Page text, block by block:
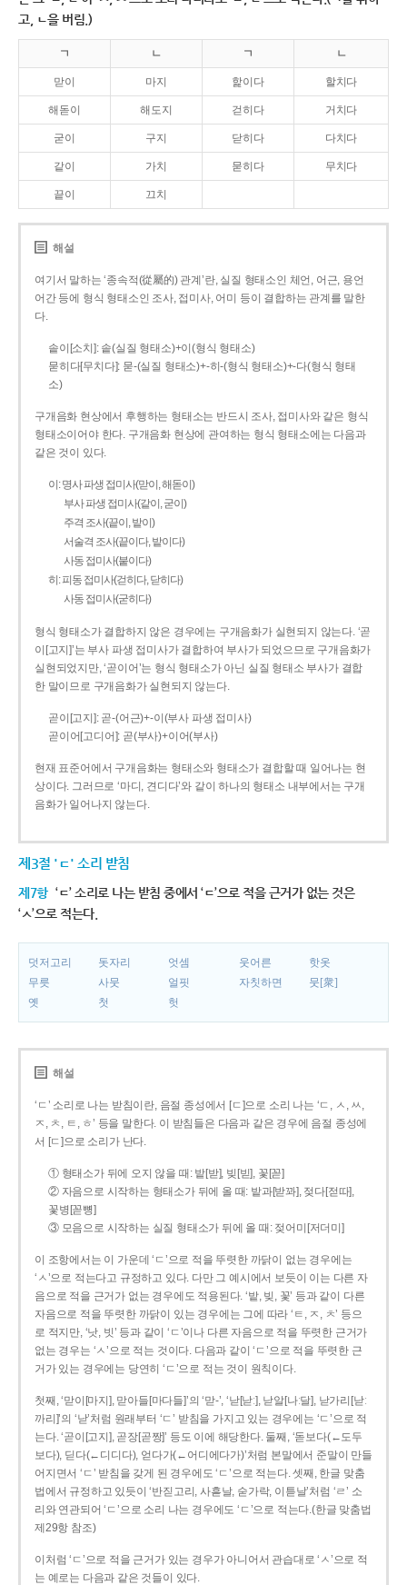
고, ㄴ을 버림.)
ㄱ ㄴ ㄱ ㄴ
맏이 마지 핥이다 할치다
해돋이 해도지 걷히다 거치다
굳이 구지 닫히다 다치다
같이 가치 묻히다 무치다
끝이 끄치
해설
여기서 말하는 ‘종속적(從屬的) 관계’란, 실질 형태소인 체언, 어근, 용언
어간 등에 형식 형태소인 조사, 접미사, 어미 등이 결합하는 관계를 말한
다.
솥이[소치]: 솥(실질 형태소)+이(형식 형태소)
묻히다[무치다]: 묻­-(실질 형태소)+­-히­-(형식 형태소)+-다(형식 형태
소)
구개음화 현상에서 후행하는 형태소는 반드시 조사, 접미사와 같은 형식
형태소이어야 한다. 구개음화 현상에 관여하는 형식 형태소에는 다음과
같은 것이 있다.
이: 명사 파생 접미사(맏이, 해돋이)
부사 파생 접미사(같이, 굳이)
주격 조사(끝이, 밭이)
서술격 조사(끝이다, 밭이다)
사동 접미사(붙이다)
히: 피동 접미사(걷히다, 닫히다)
사동 접미사(굳히다)
형식 형태소가 결합하지 않은 경우에는 구개음화가 실현되지 않는다. ‘곧
이[고지]’는 부사 파생 접미사가 결합하여 부사가 되었으므로 구개음화가
실현되었지만, ‘곧이어’는 형식 형태소가 아닌 실질 형태소 부사가 결합
한 말이므로 구개음화가 실현되지 않는다.
곧이[고지]: 곧-­(어근)+­-이(부사 파생 접미사)
곧이어[고디어]: 곧(부사)+이어(부사)
현재 표준어에서 구개음화는 형태소와 형태소가 결합할 때 일어나는 현
상이다. 그러므로 ‘마디, 견디다’와 같이 하나의 형태소 내부에서는 구개
음화가 일어나지 않는다.
제3절 'ㄷ' 소리 받침
제7항 ‘ㄷ’ 소리로 나는 받침 중에서 ‘ㄷ’으로 적을 근거가 없는 것은
‘ㅅ’으로 적는다.
덧저고리 돗자리 엇셈 웃어른
핫옷
무릇
사뭇 얼핏 자칫하면
뭇[衆]
옛
첫 헛
해설
‘ㄷ’ 소리로 나는 받침이란, 음절 종성에서 [ㄷ]으로 소리 나는 ‘ㄷ, ㅅ, ㅆ,
ㅈ, ㅊ, ㅌ, ㅎ’ 등을 말한다. 이 받침들은 다음과 같은 경우에 음절 종성에
서 [ㄷ]으로 소리가 난다.
① 형태소가 뒤에 오지 않을 때: 밭[받], 빚[빋], 꽃[꼳]
② 자음으로 시작하는 형태소가 뒤에 올 때: 밭과[받꽈], 젖다[젇따],
꽃병[꼳뼝]
③ 모음으로 시작하는 실질 형태소가 뒤에 올 때: 젖어미[저더미]
이 조항에서는 이 가운데 ‘ㄷ’으로 적을 뚜렷한 까닭이 없는 경우에는
‘ㅅ’으로 적는다고 규정하고 있다. 다만 그 예시에서 보듯이 이는 다른 자
음으로 적을 근거가 없는 경우에도 적용된다. ‘밭, 빚, 꽃’ 등과 같이 다른
자음으로 적을 뚜렷한 까닭이 있는 경우에는 그에 따라 ‘ㅌ, ㅈ, ㅊ’ 등으
로 적지만, ‘낫, 빗’ 등과 같이 ‘ㄷ’이나 다른 자음으로 적을 뚜렷한 근거가
없는 경우는 ‘ㅅ’으로 적는 것이다. 다음과 같이 ‘ㄷ’으로 적을 뚜렷한 근
거가 있는 경우에는 당연히 ‘ㄷ’으로 적는 것이 원칙이다.
첫째, ‘맏이[마지], 맏아들[마다들]’의 ‘맏-’, ‘낟[낟ː], 낟알[나ː달], 낟가리[낟ː
까리]’의 ‘낟’처럼 원래부터 ‘ㄷ’ 받침을 가지고 있는 경우에는 ‘ㄷ’으로 적
는다. ‘곧이[고지], 곧장[곧짱]’ 등도 이에 해당한다. 둘째, ‘돋보다(←도두
보다), 딛다(←디디다), 얻다가(←어디에다가)’처럼 본말에서 준말이 만들
어지면서 ‘ㄷ’ 받침을 갖게 된 경우에도 ‘ㄷ’으로 적는다. 셋째, 한글 맞춤
법에서 규정하고 있듯이 ‘반짇고리, 사흗날, 숟가락, 이튿날’처럼 ‘ㄹ’ 소
리와 연관되어 ‘ㄷ’으로 소리 나는 경우에도 ‘ㄷ’으로 적는다.(한글 맞춤법
제29항 참조)
이처럼 ‘ㄷ’으로 적을 근거가 있는 경우가 아니어서 관습대로 ‘ㅅ’으로 적
는 예로는 다음과 같은 것들이 있다.